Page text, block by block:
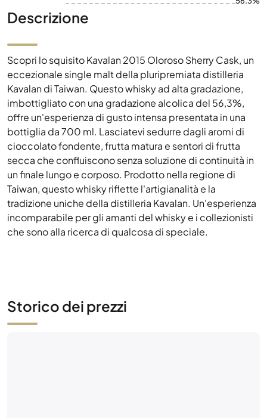
Descrizione
Scopri lo squisito Kavalan 2015 Oloroso Sherry Cask, un
eccezionale single malt della pluripremiata distilleria
Kavalan di Taiwan. Questo whisky ad alta gradazione,
imbottigliato con una gradazione alcolica del 56,3%,
offre un'esperienza di gusto intensa presentata in una
bottiglia da 700 ml. Lasciatevi sedurre dagli aromi di
cioccolato fondente, frutta matura e sentori di frutta
secca che confluiscono senza soluzione di continuità in
un finale lungo e corposo. Prodotto nella regione di
Taiwan, questo whisky riflette l'artigianalità e la
tradizione uniche della distilleria Kavalan. Un'esperienza
incomparabile per gli amanti del whisky e i collezionisti
che sono alla ricerca di qualcosa di speciale.
Storico dei prezzi